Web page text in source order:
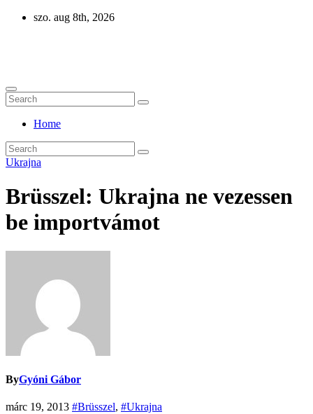
Skip
szo. aug 8th, 2026
Home
Ukrajna
Brüsszel: Ukrajna ne vezessen
be importvámot
ByGyóni Gábor
márc 19, 2013 #Brüsszel, #Ukrajna